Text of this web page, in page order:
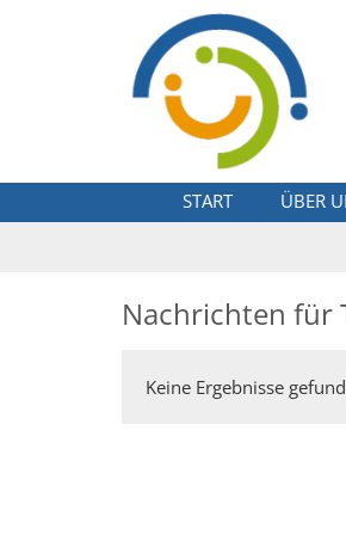
START ÜBER
Nachrichten für
Keine Ergebnisse